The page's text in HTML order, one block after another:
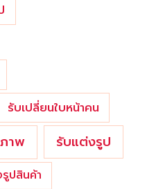
รับเปลี่ยนใบหน้าคน
าพ รับแต่งรูป
ปสินค้า